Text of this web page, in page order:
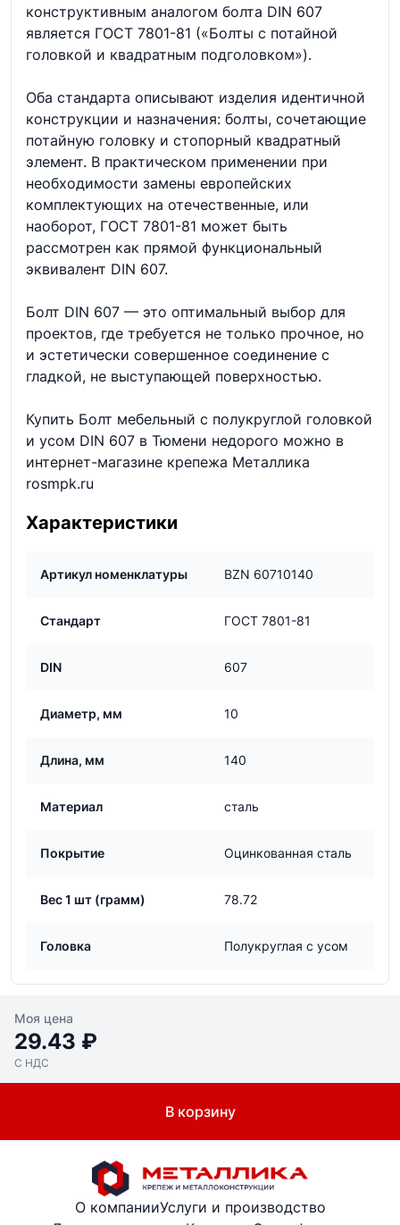
конструктивным аналогом болта DIN 607
является ГОСТ 7801-81 («Болты с потайной
головкой и квадратным подголовком»).
Оба стандарта описывают изделия идентичной
конструкции и назначения: болты, сочетающие
потайную головку и стопорный квадратный
элемент. В практическом применении при
необходимости замены европейских
комплектующих на отечественные, или
наоборот, ГОСТ 7801-81 может быть
рассмотрен как прямой функциональный
эквивалент DIN 607.
Болт DIN 607 — это оптимальный выбор для
проектов, где требуется не только прочное, но
и эстетически совершенное соединение с
гладкой, не выступающей поверхностью.
Купить Болт мебельный с полукруглой головкой
и усом DIN 607 в Тюмени недорого можно в
интернет-магазине крепежа Металлика
rosmpk.ru
Характеристики
Артикул номенклатуры BZN 60710140
Стандарт ГОСТ 7801-81
DIN 607
Диаметр, мм 10
Длина, мм 140
Материал сталь
Покрытие Оцинкованная сталь
Вес 1 шт (грамм) 78.72
Головка Полукруглая с усом
Моя цена
29.43 ₽
С НДС
В корзину
О компанииУслуги и производство